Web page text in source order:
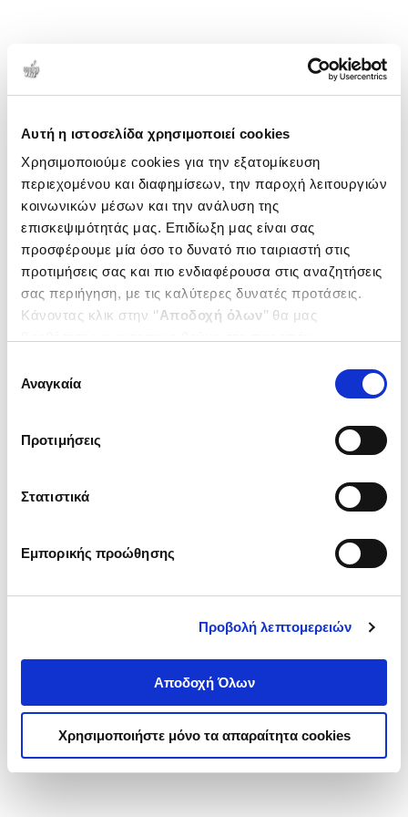
Αυτή η ιστοσελίδα χρησιμοποιεί cookies
Χρησιμοποιούμε cookies για την εξατομίκευση
περιεχομένου και διαφημίσεων, την παροχή λειτουργιών
κοινωνικών μέσων και την ανάλυση της
επισκεψιμότητάς μας. Επιδίωξη μας είναι σας
προσφέρουμε μία όσο το δυνατό πιο ταιριαστή στις
προτιμήσεις σας και πιο ενδιαφέρουσα στις αναζητήσεις
σας περιήγηση, με τις καλύτερες δυνατές προτάσεις.
Κάνοντας κλικ στην ‘’Αποδοχή όλων’’ θα μας
ενδιαφέρουν και να επιλέξετε από τα παρακάτω με την
΄΄και να ενημερωθείτε σχετικά με
συγκατάθεσης
Αναγκαία
Προτιμήσεις
Στατιστικά
Εμπορικής προώθησης
Προβολή λεπτομερειών
Αποδοχή Όλων
Χρησιμοποιήστε μόνο τα απαραίτητα cookies